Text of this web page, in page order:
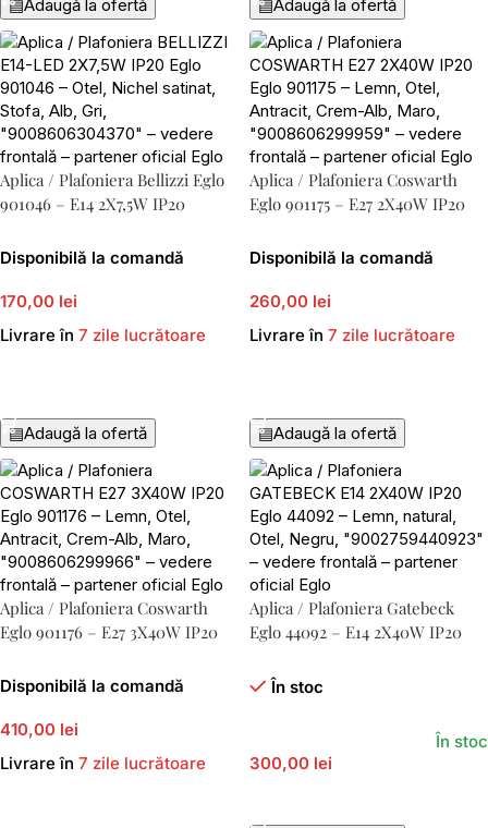
▤Adaugă la ofertă ▤Adaugă la ofertă
Aplica / Plafoniera Bellizzi Eglo
901046 – E14 2X7,5W IP20
Disponibilă la comandă
170,00 lei
Livrare în 7 zile lucrătoare
▤Adaugă la ofertă
Aplica / Plafoniera Coswarth
Eglo 901175 – E27 2X40W IP20
Disponibilă la comandă
260,00 lei
Livrare în 7 zile lucrătoare
▤Adaugă la ofertă
Aplica / Plafoniera Coswarth
Eglo 901176 – E27 3X40W IP20
Disponibilă la comandă
410,00 lei
Livrare în 7 zile lucrătoare
Aplica / Plafoniera Gatebeck
Eglo 44092 – E14 2X40W IP20
În stoc
300,00 lei
În stoc